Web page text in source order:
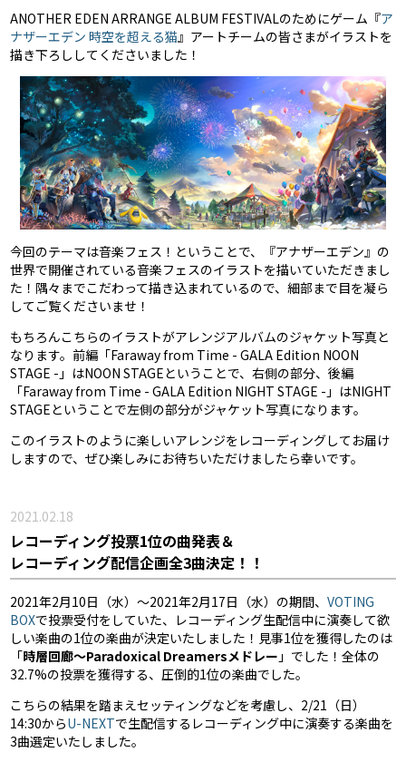
ANOTHER EDEN ARRANGE ALBUM FESTIVALのためにゲーム『ア
ナザーエデン 時空を超える猫 』アートチームの皆さまがイラストを
描き下ろししてくださいました！
今回のテーマは音楽フェス！ということで、『アナザーエデン』の
世界で開催されている音楽フェスのイラストを描いていただきまし
た！隅々までこだわって描き込まれているので、細部まで目を凝ら
してご覧くださいませ！
もちろんこちらのイラストがアレンジアルバムのジャケット写真と
なります。前編「Faraway from Time - GALA Edition NOON
STAGE -」はNOON STAGEということで、右側の部分、後編
「Faraway from Time - GALA Edition NIGHT STAGE -」はNIGHT
STAGEということで左側の部分がジャケット写真になります。
このイラストのように楽しいアレンジをレコーディングしてお届け
しますので、ぜひ楽しみにお待ちいただけましたら幸いです。
2021.02.18
レコーディング投票1位の曲発表＆
レコーディング配信企画全3曲決定！！
2021年2月10日（水）〜2021年2月17日（水）の期間、VOTING
BOXで投票受付をしていた、レコーディング生配信中に演奏して欲
しい楽曲の1位の楽曲が決定いたしました！見事1位を獲得したのは
「時層回廊〜Paradoxical Dreamersメドレー 」でした！全体の
32.7%の投票を獲得する、圧倒的1位の楽曲でした。
こちらの結果を踏まえセッティングなどを考慮し、2/21（日）
14:30からU-NEXTで生配信するレコーディング中に演奏する楽曲を
3曲選定いたしました。